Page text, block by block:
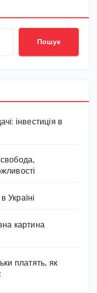
Пошук
інвестиція в
Україні
картина
платять, як